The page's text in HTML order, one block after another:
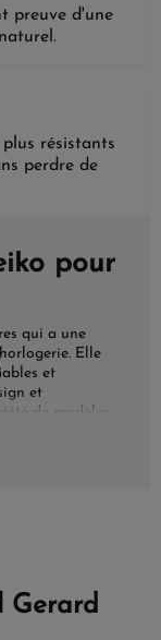
preuve d'une
résistants
perdre de
pour
qui a une
Elle
et
et
de modèles,
aux
de bracelets en
Gerard